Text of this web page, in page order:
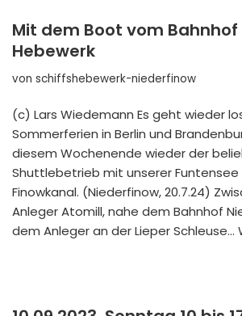
Mit dem Boot vom Bahnhof
Hebewerk
von schiffshebewerk-niederfinow
(c) Lars Wiedemann Es geht wieder
Sommerferien in Berlin und
diesem Wochenende wieder der
Shuttlebetrieb mit unserer
Finowkanal. (Niederfinow, 20.7.24)
Anleger Atomill, nahe dem Bahnhof
dem Anleger an der Lieper Schleuse…